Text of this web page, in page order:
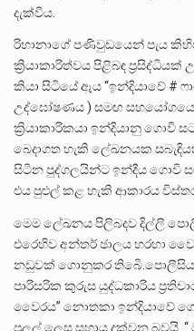
දැක්වීය.
රිහානාගේ පණිවුඩයෙන් පැය
ක්‍රියාකාරිත්වය පිළිබඳ
කියා සිටියේ ඇය “ඉන්දියාවේ #
උද්ඝෝෂණය ) සමඟ
ක්‍රියාකාරිකයා ඉන්දියානු ගොවි
බෙදාගත හැකි ලේඛනයක
සිටින පුද්ගලයින්ට ඉන්දීය ගොවි
එය පුළුල් කළ හැකි ආකාරය
මෙම ලේඛනය පිලිබදව දිල්ලි
එරෙහිව අන්තර් ඡාලය හරහා
නඩුවක් ගොනුකර තිබෙි.පොලීසිය
පාරිසරික කුරුස යුද්ධකාරිය
වෛරය” නොතකා ඉන්දියාවේ
පුලුල් ලෙස සහාය දක්වන බවයි.